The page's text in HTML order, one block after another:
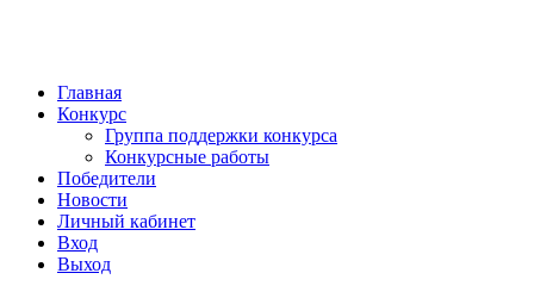
Главная
Конкурс
Группа поддержки конкурса
Конкурсные работы
Победители
Новости
Личный кабинет
Вход
Выход